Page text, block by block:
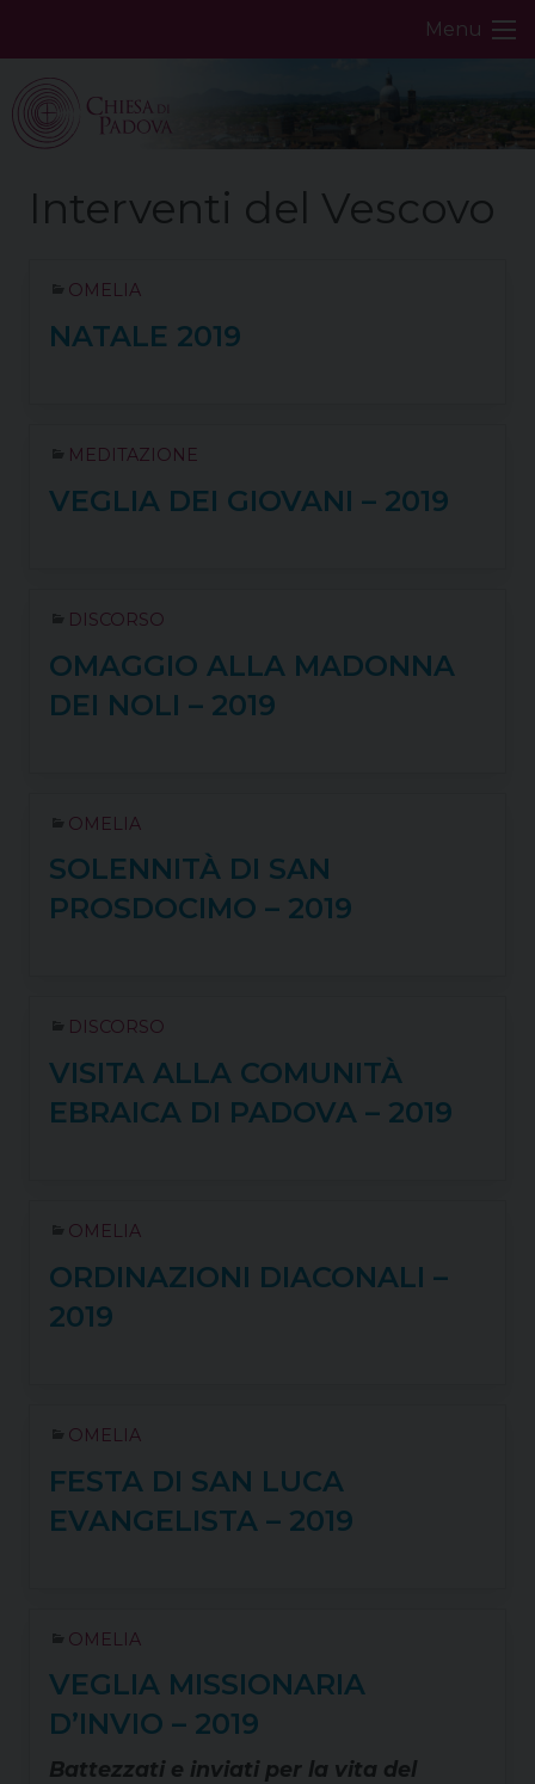
Menu
OMELIA
NATALE 2019
MEDITAZIONE
VEGLIA DEI GIOVANI – 2019
DISCORSO
OMAGGIO ALLA MADONNA
DEI NOLI – 2019
OMELIA
SOLENNITÀ DI SAN
PROSDOCIMO – 2019
DISCORSO
VISITA ALLA COMUNITÀ
EBRAICA DI PADOVA – 2019
OMELIA
ORDINAZIONI DIACONALI –
2019
OMELIA
FESTA DI SAN LUCA
EVANGELISTA – 2019
OMELIA
VEGLIA MISSIONARIA
D’INVIO – 2019
Battezzati e inviati per la vita del